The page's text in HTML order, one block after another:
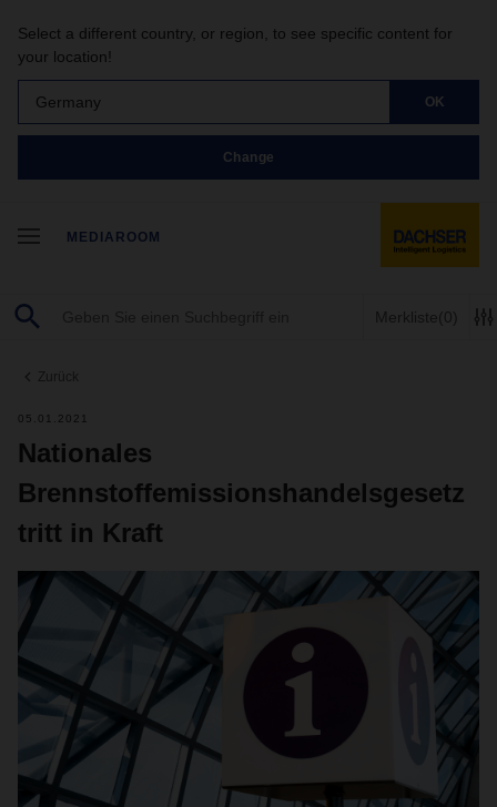
Select a different country, or region, to see specific content for
your location!
Germany OK
Change
MEDIAROOM
Merkliste(0)
Zurück
05.01.2021
Nationales
Brennstoffemissionshandelsgesetz
tritt in Kraft